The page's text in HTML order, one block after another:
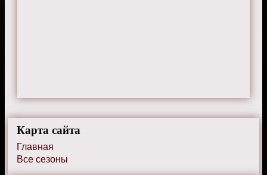
Карта сайта
Главная
Все сезоны